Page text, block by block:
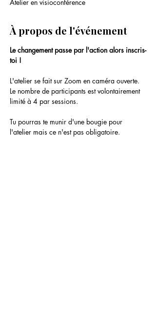
Atelier en visioconférence
À propos de l'événement
Le changement passe par l'action alors inscris-
toi !
L'atelier se fait sur Zoom en caméra ouverte.
Le nombre de participants est volontairement
limité à 4 par sessions.
Tu pourras te munir d'une bougie pour
l'atelier mais ce n'est pas obligatoire.